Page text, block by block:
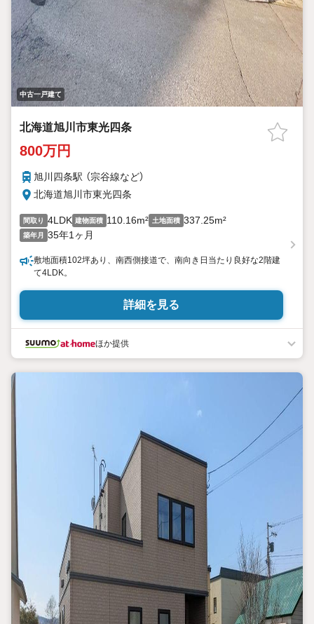
中古一戸建て
北海道旭川市東光四条
800万円
旭川四条駅 （宗谷線など）
北海道旭川市東光四条
間取り 4LDK 建物面積 110.16m² 土地面積 337.25m²
築年月 35年1ヶ月
敷地面積102坪あり、南西側接道で、南向き日当たり良好な2階建
て4LDK。
詳細を見る
ほか提供